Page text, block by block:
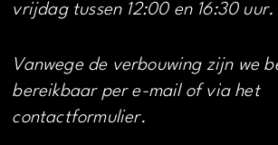
vrijdag tussen 12:00 en 16:30 uur.
Vanwege de verbouwing zijn we
bereikbaar per e-mail of via het
contactformulier.